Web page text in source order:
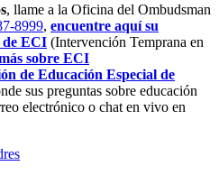
, llame a la Oficina del Ombudsman
8999, encuentre aquí su
de ECI (Intervención Temprana en
sobre ECI
de Educación Especial de
sus preguntas sobre educación
electrónico o chat en vivo en